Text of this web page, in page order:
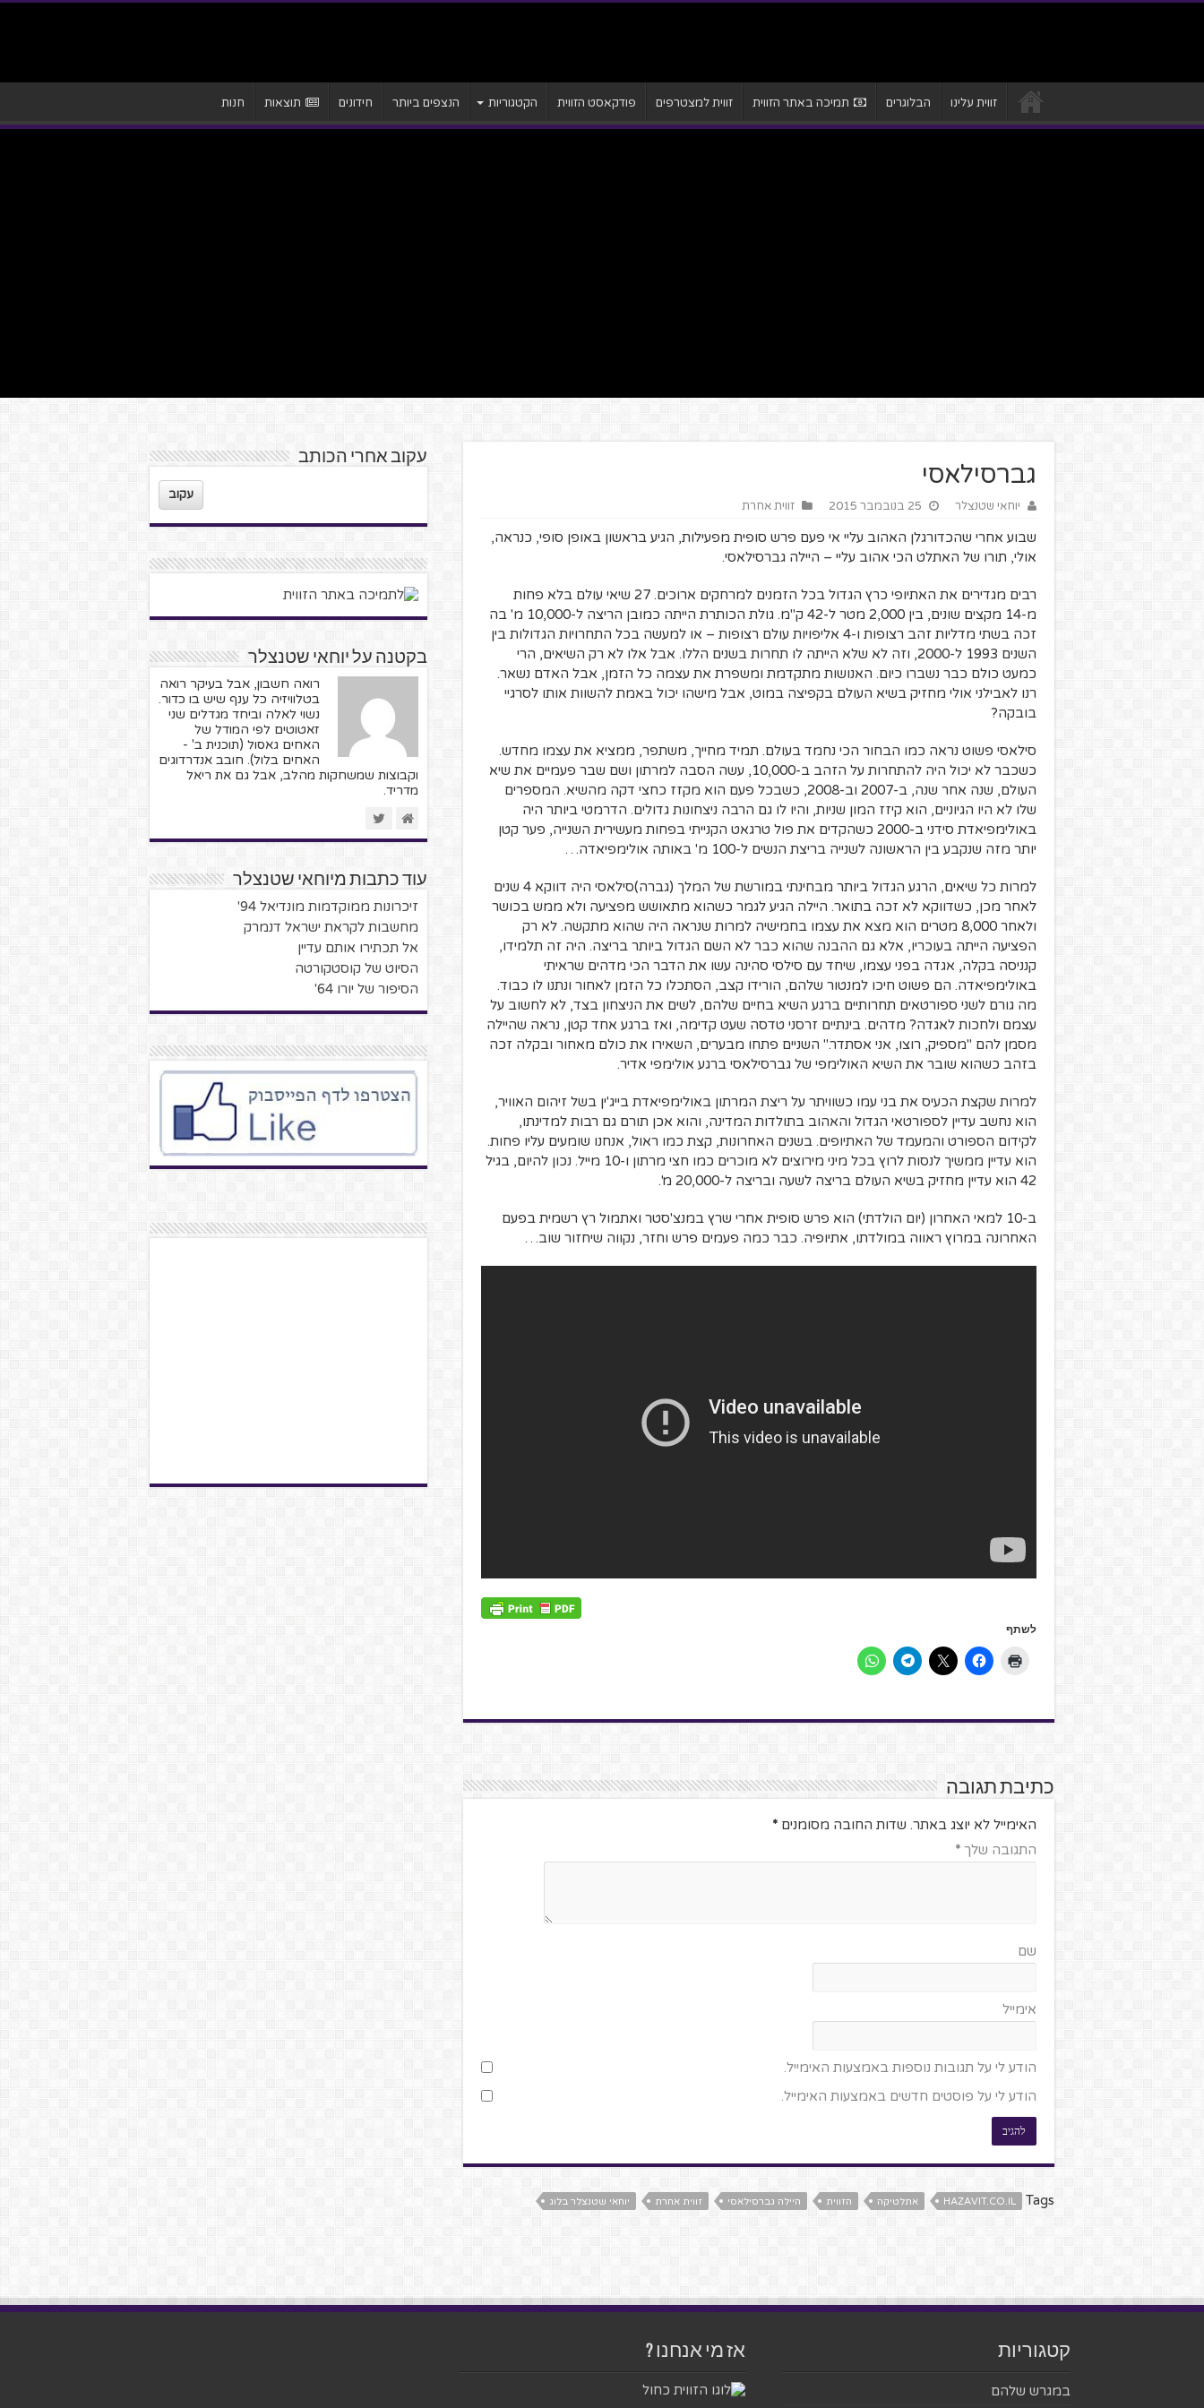
זווית עלינו הבלוגרים תמיכה באתר הזווית זווית למצטרפים פודקאסט הזווית הקטגוריות הנצפים ביותר חידונים תוצאות חנות
גברסילאסי
יוחאי שטנצלר 25 בנובמבר 2015 זווית אחרת
שבוע אחרי שהכדורגלן האהוב עליי אי פעם פרש סופית מפעילות, הגיע בראשון באופן סופי, כנראה,
אולי, תורו של האתלט הכי אהוב עליי – היילה גברסילאסי.
רבים מגדירים את האתיופי כרץ הגדול בכל הזמנים למרחקים ארוכים. 27 שיאי עולם בלא פחות
מ-14 מקצים שונים, בין 2,000 מטר ל-42 ק"מ. גולת הכותרת הייתה כמובן הריצה ל-10,000 מ' בה
זכה בשתי מדליות זהב רצופות ו-4 אליפויות עולם רצופות – או למעשה בכל התחרויות הגדולות בין
השנים 1993 ל-2000, וזה לא שלא הייתה לו תחרות בשנים הללו. אבל אלו לא רק השיאים, הרי
כמעט כולם כבר נשברו כיום. האנושות מתקדמת ומשפרת את עצמה כל הזמן, אבל האדם נשאר.
רנו לאבילני אולי מחזיק בשיא העולם בקפיצה במוט, אבל מישהו יכול באמת להשוות אותו לסרגיי
בובקה?
סילאסי פשוט נראה כמו הבחור הכי נחמד בעולם. תמיד מחייך, משתפר, ממציא את עצמו מחדש.
כשכבר לא יכול היה להתחרות על הזהב ב-10,000, עשה הסבה למרתון ושם שבר פעמיים את שיא
העולם, שנה אחר שנה, ב-2007 וב-2008, כשבכל פעם הוא מקזז כחצי דקה מהשיא. המספרים
שלו לא היו הגיוניים, הוא קיזז המון שניות, והיו לו גם הרבה ניצחונות גדולים. הדרמטי ביותר היה
באולימפיאדת סידני ב-2000 כשהקדים את פול טרגאט הקנייתי בפחות מעשירית השנייה, פער קטן
יותר מזה שנקבע בין הראשונה לשנייה בריצת הנשים ל-100 מ' באותה אולימפיאדה…
למרות כל שיאים, הרגע הגדול ביותר מבחינתי במורשת של המלך (גברה)סילאסי היה דווקא 4 שנים
לאחר מכן, כשדווקא לא זכה בתואר. היילה הגיע לגמר כשהוא מתאושש מפציעה ולא ממש בכושר
ולאחר 8,000 מטרים הוא מצא את עצמו בחמישיה למרות שנראה היה שהוא מתקשה. לא רק
הפציעה הייתה בעוכריו, אלא גם ההבנה שהוא כבר לא השם הגדול ביותר בריצה. היה זה תלמידו,
קנניסה בקלה, אגדה בפני עצמו, שיחד עם סילסי סהינה עשו את הדבר הכי מדהים שראיתי
באולימפיאדה. הם פשוט חיכו למנטור שלהם, הורידו קצב, הסתכלו כל הזמן לאחור ונתנו לו כבוד.
מה גורם לשני ספורטאים תחרותיים ברגע השיא בחיים שלהם, לשים את הניצחון בצד, לא לחשוב על
עצמם ולחכות לאגדה? מדהים. בינתיים זרסני טדסה שעט קדימה, ואז ברגע אחד קטן, נראה שהיילה
מסמן להם "מספיק, רוצו, אני אסתדר." השניים פתחו מבערים, השאירו את כולם מאחור ובקלה זכה
בזהב כשהוא שובר את השיא האולימפי של גברסילאסי ברגע אולימפי אדיר.
למרות שקצת הכעיס את בני עמו כשוויתר על ריצת המרתון באולימפיאדת בייג'ין בשל זיהום האוויר,
הוא נחשב עדיין לספורטאי הגדול והאהוב בתולדות המדינה, והוא אכן תורם גם רבות למדינתו,
לקידום הספורט והמעמד של האתיופים. בשנים האחרונות, קצת כמו ראול, אנחנו שומעים עליו פחות.
הוא עדיין ממשיך לנסות לרוץ בכל מיני מירוצים לא מוכרים כמו חצי מרתון ו-10 מייל. נכון להיום, בגיל
42 הוא עדיין מחזיק בשיא העולם בריצה לשעה ובריצה ל-20,000 מ'.
ב-10 למאי האחרון (יום הולדתי) הוא פרש סופית אחרי שרץ במנצ'סטר ואתמול רץ רשמית בפעם
האחרונה במרוץ ראווה במולדתו, אתיופיה. כבר כמה פעמים פרש וחזר, נקווה שיחזור שוב…
לשתף
כתיבת תגובה
האימייל לא יוצג באתר. שדות החובה מסומנים *
התגובה שלך *
שם
אימייל
הודע לי על תגובות נוספות באמצעות האימייל.
הודע לי על פוסטים חדשים באמצעות האימייל.
Tags
HAZAVIT.CO.IL אתלטיקה הזווית היילה גברסילאסי זווית אחרת יוחאי שטנצלר בלוג
עקוב אחרי הכותב
עקוב
בקטנה על יוחאי שטנצלר
רואה חשבון, אבל בעיקר רואה
בטלוויזיה כל ענף שיש בו כדור.
נשוי לאלה וביחד מגדלים שני
זאטוטים לפי המודל של
האחים גאסול (תוכנית ב' -
האחים בלול). חובב אנדרדוגים
וקבוצות שמשחקות מהלב, אבל גם את ריאל
מדריד.
עוד כתבות מיוחאי שטנצלר
זיכרונות ממוקדמות מונדיאל 94'
מחשבות לקראת ישראל דנמרק
אל תכתירו אותם עדיין
הסיוט של קוסטקורטה
הסיפור של יורו 64'
קטגוריות
במגרש שלהם
אז מי אנחנו ?